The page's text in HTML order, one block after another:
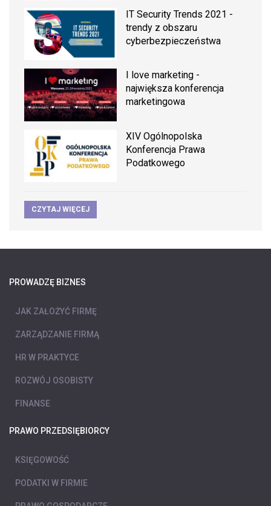
IT Security Trends 2021 -
trendy z obszaru
cyberbezpieczeństwa
I love marketing -
największa konferencja
marketingowa
XIV Ogólnopolska
Konferencja Prawa
Podatkowego
CZYTAJ WIĘCEJ
PROWADZĘ BIZNES
JAK ZAŁOŻYĆ FIRMĘ
ZARZĄDZANIE FIRMĄ
HR W PRAKTYCE
ROZWÓJ OSOBISTY
FINANSE
PRAWO PRZEDSIĘBIORCY
KSIĘGOWOŚĆ
PODATKI W FIRMIE